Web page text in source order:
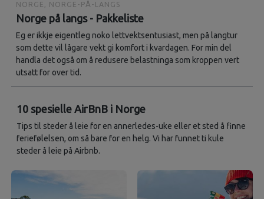
NORGE, NORGE-PÅ-LANGS
Norge på langs - Pakkeliste
Eg er ikkje eigentleg noko lettvektsentusiast, men på langtur
som dette vil lågare vekt gi komfort i kvardagen. For min del
handla det også om å redusere belastninga som kroppen vert
utsatt for over tid.
10 spesielle AirBnB i Norge
Tips til steder å leie for en annerledes-uke eller et sted å finne
feriefølelsen, om så bare for en helg. Vi har funnet ti kule
steder å leie på Airbnb.